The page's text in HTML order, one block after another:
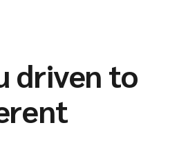
driven to